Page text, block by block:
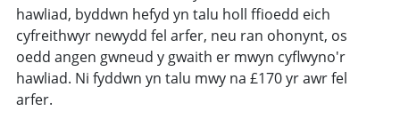
hawliad, byddwn hefyd yn talu holl ffioedd eich
cyfreithwyr newydd fel arfer, neu ran ohonynt, os
oedd angen gwneud y gwaith er mwyn cyflwyno'r
hawliad. Ni fyddwn yn talu mwy na £170 yr awr fel
arfer.